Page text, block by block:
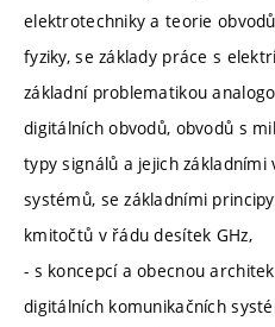
elektrotechniky a teorie
fyziky, se základy práce s
základní problematikou
digitálních obvodů, obvodů s
typy signálů a jejich
systémů, se základními
kmitočtů v řádu desítek GHz,
- s koncepcí a obecnou
digitálních komunikačních